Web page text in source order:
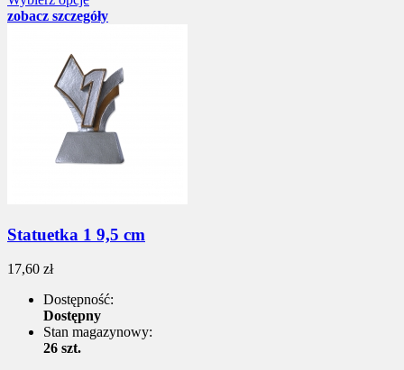
zobacz szczegóły
Statuetka 1 9,5 cm
17,60 zł
Dostępność:
Dostępny
Stan magazynowy:
26 szt.